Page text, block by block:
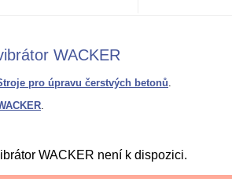
WACKER
pro úpravu čerstvých betonů.
WACKER není k dispozici.